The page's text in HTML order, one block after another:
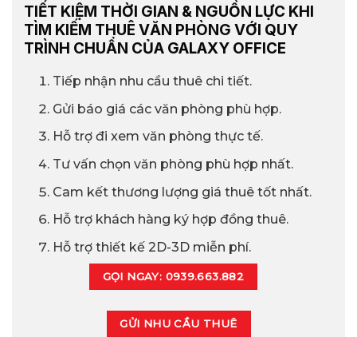
TIẾT KIỆM THỜI GIAN & NGUỒN LỰC KHI
TÌM KIẾM THUÊ VĂN PHÒNG VỚI QUY
TRÌNH CHUẨN CỦA GALAXY OFFICE
Tiếp nhận nhu cầu thuê chi tiết.
Gửi báo giá các văn phòng phù hợp.
Hỗ trợ đi xem văn phòng thực tế.
Tư vấn chọn văn phòng phù hợp nhất.
Cam kết thương lượng giá thuê tốt nhất.
Hỗ trợ khách hàng ký hợp đồng thuê.
Hỗ trợ thiết kế 2D-3D miễn phí.
GỌI NGAY: 0939.663.882
GỬI NHU CẦU THUÊ